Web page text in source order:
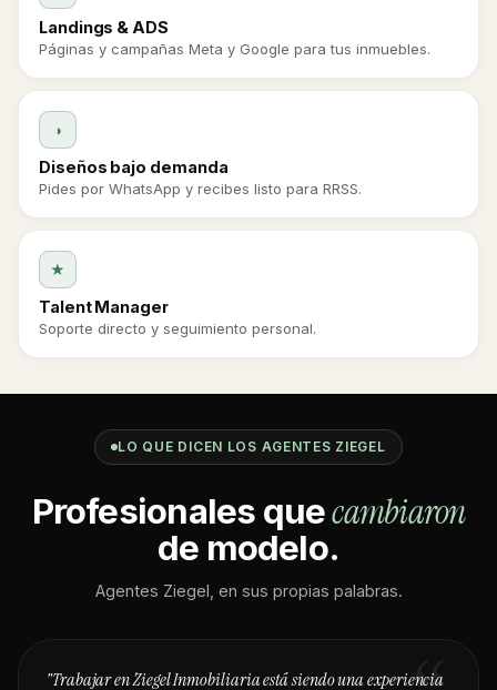
Landings & ADS
Páginas y campañas Meta y Google para tus inmuebles.
◑
Diseños bajo demanda
Pides por WhatsApp y recibes listo para RRSS.
★
Talent Manager
Soporte directo y seguimiento personal.
LO QUE DICEN LOS AGENTES ZIEGEL
Profesionales quecambiaron
de modelo.
Agentes Ziegel, en sus propias palabras.
"Trabajar en Ziegel Inmobiliaria está siendo una experiencia